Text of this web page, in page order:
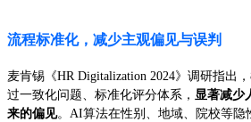
流程标准化，减少主观偏见与误判
麦肯锡《HR Digitalization 2024》调研指出
过一致化问题、标准化评分体系， 显著减少
来的偏见。AI算法在性别、地域、院校等隐